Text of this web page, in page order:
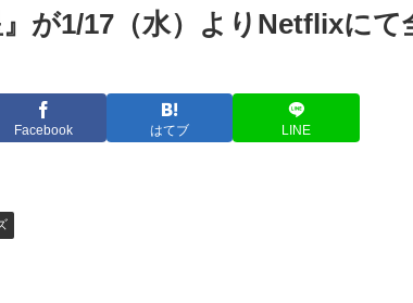
→「日本
国の反
だ」 熊
て構成さ
こらないはずがない』『嘘だろ…ほ
【ホロライブ】社員にビブー好きが
いない（確信
』が1/17（水）よりNetflixにて
Facebook はてブ LINE